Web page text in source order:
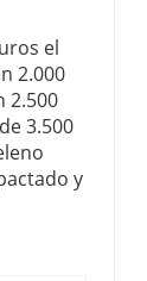
el
2.000
2.500
3.500
y